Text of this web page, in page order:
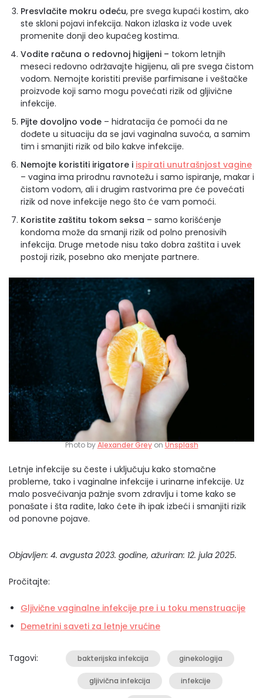
Presvlačite mokru odeću, pre svega kupaći kostim, ako
ste skloni pojavi infekcija. Nakon izlaska iz vode uvek
promenite donji deo kupaćeg kostima.
Vodite računa o redovnoj higijeni – tokom letnjih
meseci redovno održavajte higijenu, ali pre svega čistom
vodom. Nemojte koristiti previše parfimisane i veštačke
proizvode koji samo mogu povećati rizik od gljivične
infekcije.
Pijte dovoljno vode – hidratacija će pomoći da ne
dođete u situaciju da se javi vaginalna suvoća, a samim
tim i smanjiti rizik od bilo kakve infekcije.
Nemojte koristiti irigatore i ispirati unutrašnjost vagine
– vagina ima prirodnu ravnotežu i samo ispiranje, makar i
čistom vodom, ali i drugim rastvorima pre će povećati
rizik od nove infekcije nego što će vam pomoći.
Koristite zaštitu tokom seksa – samo korišćenje
kondoma može da smanji rizik od polno prenosivih
infekcija. Druge metode nisu tako dobra zaštita i uvek
postoji rizik, posebno ako menjate partnere.
Photo byAlexander GreyonUnsplash
Letnje infekcije su česte i uključuju kako stomačne
probleme, tako i vaginalne infekcije i urinarne infekcije. Uz
malo posvećivanja pažnje svom zdravlju i tome kako se
ponašate i šta radite, lako ćete ih ipak izbeći i smanjiti rizik
od ponovne pojave.
Objavljen: 4. avgusta 2023. godine, ažuriran: 12. jula 2025.
Pročitajte:
Gljivične vaginalne infekcije pre i u toku menstruacije
Demetrini saveti za letnje vrućine
Tagovi: bakterijska infekcija ginekologija
gljivična infekcija infekcije